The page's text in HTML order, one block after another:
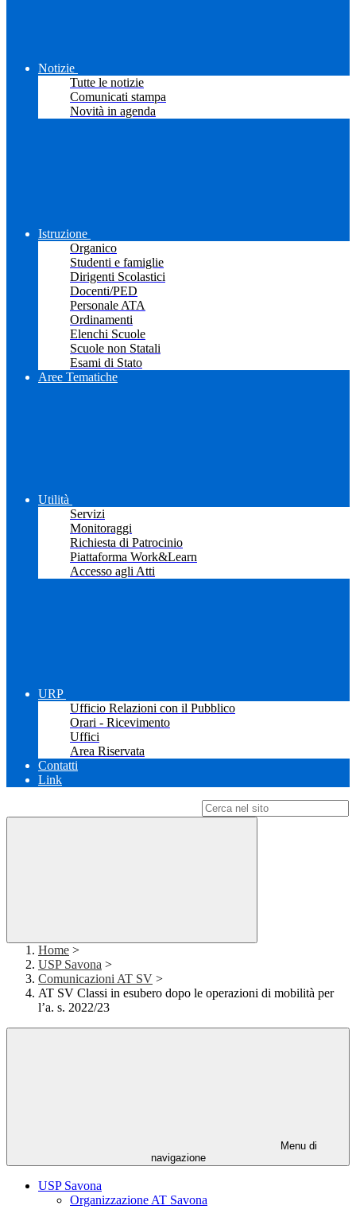
Notizie
Tutte le notizie
Comunicati stampa
Novità in agenda
Istruzione
Organico
Studenti e famiglie
Dirigenti Scolastici
Docenti/PED
Personale ATA
Ordinamenti
Elenchi Scuole
Scuole non Statali
Esami di Stato
Aree Tematiche
Utilità
Servizi
Monitoraggi
Richiesta di Patrocinio
Piattaforma Work&Learn
Accesso agli Atti
URP
Ufficio Relazioni con il Pubblico
Orari - Ricevimento
Uffici
Area Riservata
Contatti
Link
Home >
USP Savona >
Comunicazioni AT SV >
AT SV Classi in esubero dopo le operazioni di mobilità per
l’a. s. 2022/23
Menu di
navigazione
USP Savona
Organizzazione AT Savona